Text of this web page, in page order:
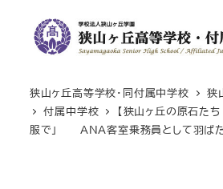
狭山ヶ丘高等学校・同付属中学校
狭
付属中学校
【狭山ヶ丘の原石た
服で」――ANA客室乗務員として羽ばた